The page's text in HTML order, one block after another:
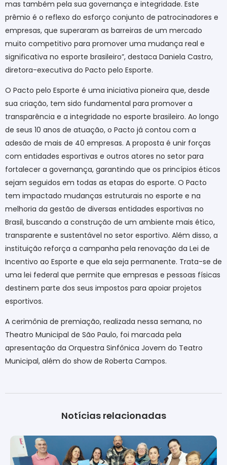
mas também pela sua governança e integridade. Este
prêmio é o reflexo do esforço conjunto de patrocinadores e
empresas, que superaram as barreiras de um mercado
muito competitivo para promover uma mudança real e
significativa no esporte brasileiro”, destaca Daniela Castro,
diretora-executiva do Pacto pelo Esporte.
O Pacto pelo Esporte é uma iniciativa pioneira que, desde
sua criação, tem sido fundamental para promover a
transparência e a integridade no esporte brasileiro. Ao longo
de seus 10 anos de atuação, o Pacto já contou com a
adesão de mais de 40 empresas. A proposta é unir forças
com entidades esportivas e outros atores no setor para
fortalecer a governança, garantindo que os princípios éticos
sejam seguidos em todas as etapas do esporte. O Pacto
tem impactado mudanças estruturais no esporte e na
melhoria da gestão de diversas entidades esportivas no
Brasil, buscando a construção de um ambiente mais ético,
transparente e sustentável no setor esportivo. Além disso, a
instituição reforça a campanha pela renovação da Lei de
Incentivo ao Esporte e que ela seja permanente. Trata-se de
uma lei federal que permite que empresas e pessoas físicas
destinem parte dos seus impostos para apoiar projetos
esportivos.
A cerimônia de premiação, realizada nessa semana, no
Theatro Municipal de São Paulo, foi marcada pela
apresentação da Orquestra Sinfônica Jovem do Teatro
Municipal, além do show de Roberta Campos.
Notícias relacionadas